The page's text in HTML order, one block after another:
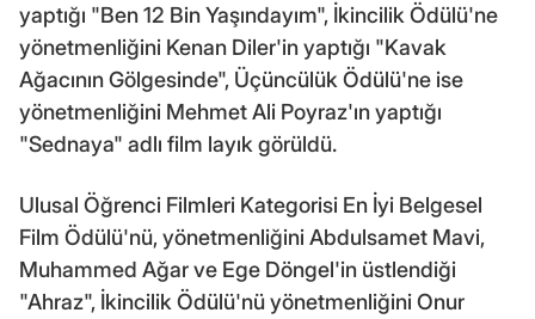
yaptığı "Ben 12 Bin Yaşındayım", İkincilik Ödülü'ne
yönetmenliğini Kenan Diler'in yaptığı "Kavak
Ağacının Gölgesinde", Üçüncülük Ödülü'ne ise
yönetmenliğini Mehmet Ali Poyraz'ın yaptığı
"Sednaya" adlı film layık görüldü.
Ulusal Öğrenci Filmleri Kategorisi En İyi Belgesel
Film Ödülü'nü, yönetmenliğini Abdulsamet Mavi,
Muhammed Ağar ve Ege Döngel'in üstlendiği
"Ahraz", İkincilik Ödülü'nü yönetmenliğini Onur